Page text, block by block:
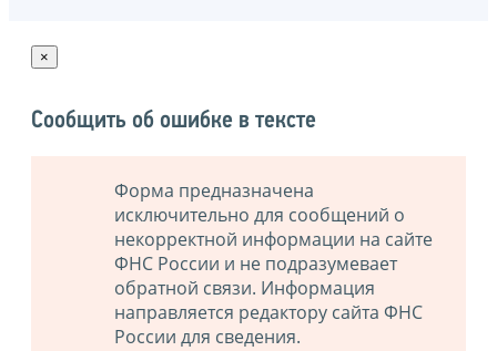
×
Сообщить об ошибке в тексте
Форма предназначена
исключительно для сообщений о
некорректной информации на сайте
ФНС России и не подразумевает
обратной связи. Информация
направляется редактору сайта ФНС
России для сведения.